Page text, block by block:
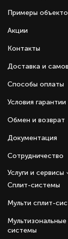
Примеры
Акции
Контакты
Доставка и
Способы оплаты
Условия гарантии
Обмен и возврат
Документация
Сотрудничество
Сплит-системы
Мульти сплит-
Мультизональные
системы
Услуги и сервисы